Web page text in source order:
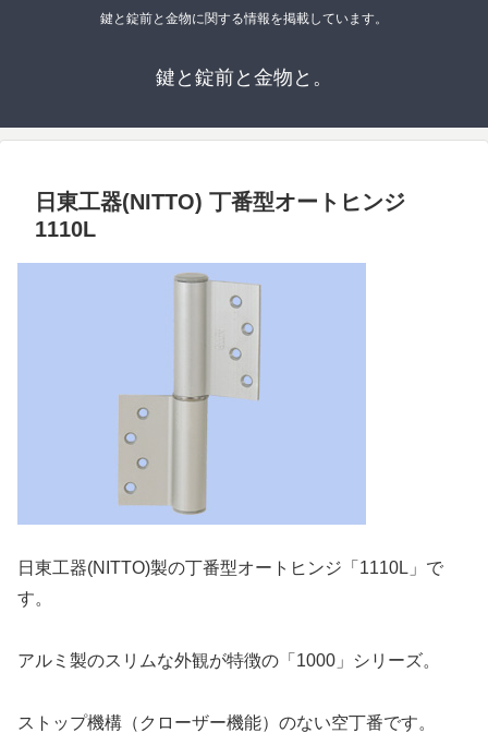
鍵と錠前と金物に関する情報を掲載しています。
鍵と錠前と金物と。
日東工器(NITTO) 丁番型オートヒンジ
1110L
日東工器(NITTO)製の丁番型オートヒンジ「1110L」で
す。
アルミ製のスリムな外観が特徴の「1000」シリーズ。
ストップ機構（クローザー機能）のない空丁番です。